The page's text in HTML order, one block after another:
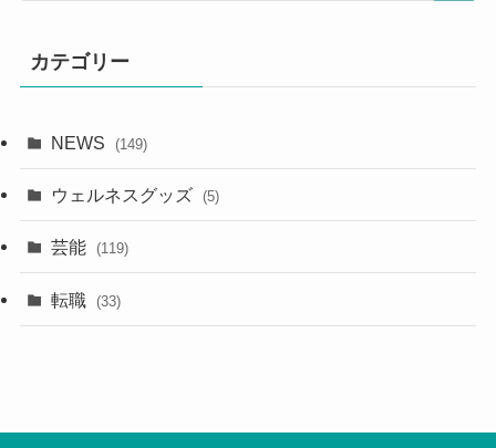
カテゴリー
NEWS (149)
ウェルネスグッズ (5)
芸能 (119)
転職 (33)